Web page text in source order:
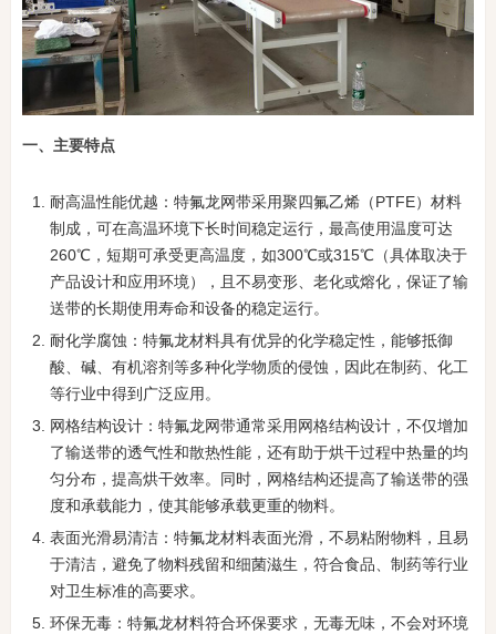
一、主要特点
耐高温性能优越：特氟龙网带采用聚四氟乙烯（PTFE）材料
制成，可在高温环境下长时间稳定运行，最高使用温度可达
260℃，短期可承受更高温度，如300℃或315℃（具体取决于
产品设计和应用环境），且不易变形、老化或熔化，保证了输
送带的长期使用寿命和设备的稳定运行。
耐化学腐蚀：特氟龙材料具有优异的化学稳定性，能够抵御
酸、碱、有机溶剂等多种化学物质的侵蚀，因此在制药、化工
等行业中得到广泛应用。
网格结构设计：特氟龙网带通常采用网格结构设计，不仅增加
了输送带的透气性和散热性能，还有助于烘干过程中热量的均
匀分布，提高烘干效率。同时，网格结构还提高了输送带的强
度和承载能力，使其能够承载更重的物料。
表面光滑易清洁：特氟龙材料表面光滑，不易粘附物料，且易
于清洁，避免了物料残留和细菌滋生，符合食品、制药等行业
对卫生标准的高要求。
环保无毒：特氟龙材料符合环保要求，无毒无味，不会对环境